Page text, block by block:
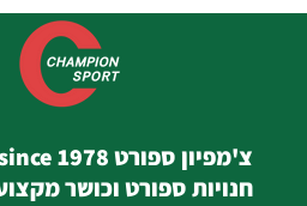
צ'מפיון ספורט since 1978
חנויות ספורט וכושר